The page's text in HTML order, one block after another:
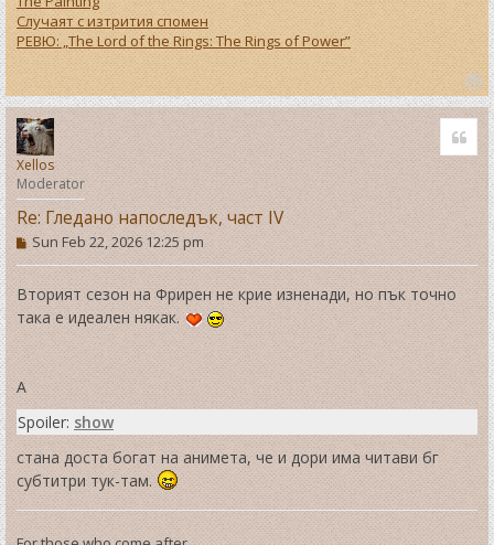
Случаят с изтрития спомен
РЕВЮ: „The Lord of the Rings: The Rings of Power”
T
o
p
Xellos
Moderator
Re: Гледано напоследък, част IV
P
o
s
t
Sun Feb 22, 2026 12:25 pm
Вторият сезон на Фрирен не крие изненади, но пък точно
така е идеален някак.
А
Spoiler: show
стана доста богат на анимета, че и дори има читави бг
субтитри тук-там.